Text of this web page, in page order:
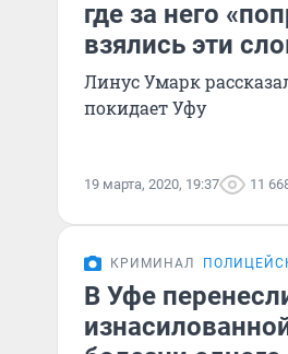
где за него
взялись эти
Линус Умарк
покидает Уфу
19 марта, 2020, 19:37 11
КРИМИНАЛ
В Уфе